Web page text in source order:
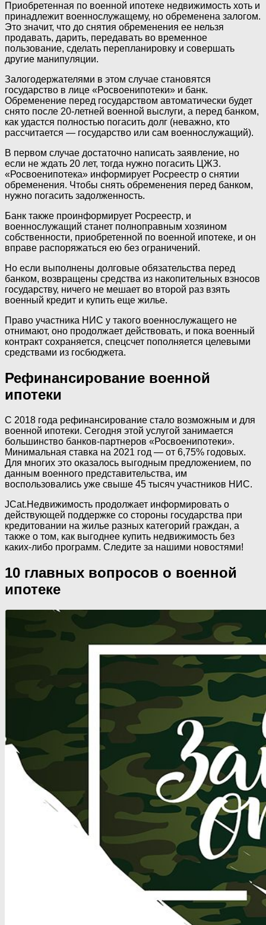
Приобретенная по военной ипотеке недвижимость хоть и
принадлежит военнослужащему, но обременена залогом.
Это значит, что до снятия обременения ее нельзя
продавать, дарить, передавать во временное
пользование, сделать перепланировку и совершать
другие манипуляции.
Залогодержателями в этом случае становятся
государство в лице «Росвоенипотеки» и банк.
Обременение перед государством автоматически будет
снято после 20-летней военной выслуги, а перед банком,
как удастся полностью погасить долг (неважно, кто
рассчитается — государство или сам военнослужащий).
В первом случае достаточно написать заявление, но
если не ждать 20 лет, тогда нужно погасить ЦЖЗ.
«Росвоенипотека» информирует Росреестр о снятии
обременения. Чтобы снять обременения перед банком,
нужно погасить задолженность.
Банк также проинформирует Росреестр, и
военнослужащий станет полноправным хозяином
собственности, приобретенной по военной ипотеке, и он
вправе распоряжаться ею без ограничений.
Но если выполнены долговые обязательства перед
банком, возвращены средства из накопительных взносов
государству, ничего не мешает во второй раз взять
военный кредит и купить еще жилье.
Право участника НИС у такого военнослужащего не
отнимают, оно продолжает действовать, и пока военный
контракт сохраняется, спецсчет пополняется целевыми
средствами из госбюджета.
Рефинансирование военной
ипотеки
С 2018 года рефинансирование стало возможным и для
военной ипотеки. Сегодня этой услугой занимается
большинство банков-партнеров «Росвоенипотеки».
Минимальная ставка на 2021 год — от 6,75% годовых.
Для многих это оказалось выгодным предложением, по
данным военного представительства, им
воспользовались уже свыше 45 тысяч участников НИС.
JCat.Недвижимость продолжает информировать о
действующей поддержке со стороны государства при
кредитовании на жилье разных категорий граждан, а
также о том, как выгоднее купить недвижимость без
каких-либо программ. Следите за нашими новостями!
10 главных вопросов о военной
ипотеке